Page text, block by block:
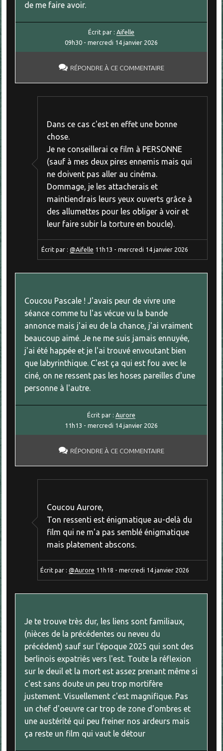
de me faire avoir.
Écrit par : Aifelle
09h30 -mercredi 14 janvier 2026
RÉPONDRE À CE COMMENTAIRE
Dans ce cas c'est en effet une bonne
chose.
Je ne conseillerai ce film à PERSONNE
(sauf à mes deux pires ennemis mais qui
ne doivent pas aller au cinéma.
Dommage, je les attacherais et
maintiendrais leurs yeux ouverts grâce à
des allumettes pour les obliger à voir et
leur faire subir la torture en boucle).
Écrit par :@Aifelle 11h13 -mercredi 14 janvier 2026
Coucou Pascale ! J'avais peur de vivre une
séance comme tu l'as vécue vu la bande
annonce mais j'ai eu de la chance, j'ai vraiment
beaucoup aimé. Je ne me suis jamais ennuyée,
j'ai été happée et je l'ai trouvé envoutant bien
que labyrinthique. C'est ça qui est fou avec le
ciné, on ne ressent pas les hoses pareilles d'une
personne à l'autre.
Écrit par : Aurore
11h13 -mercredi 14 janvier 2026
RÉPONDRE À CE COMMENTAIRE
Coucou Aurore,
Ton ressenti est énigmatique au-delà du
film qui ne m'a pas semblé énigmatique
mais platement abscons.
Écrit par :@Aurore 11h18 -mercredi 14 janvier 2026
Je te trouve très dur, les liens sont familiaux,
(nièces de la précédentes ou neveu du
précédent) sauf sur l'époque 2025 qui sont des
berlinois expatriés vers l'est. Toute la réflexion
sur le deuil et la mort est assez prenant même si
c'est sans doute un peu trop mortifère
justement. Visuellement c'est magnifique. Pas
un chef d'oeuvre car trop de zone d'ombres et
une austérité qui peu freiner nos ardeurs mais
ça reste un film qui vaut le détour